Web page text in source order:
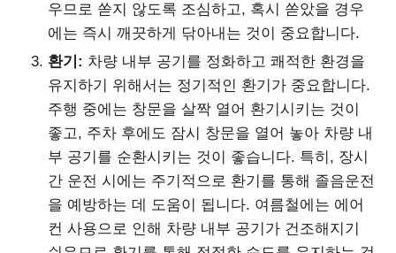
우므로 쏟지 않도록 조심하고, 혹시 쏟았을 경우
에는 즉시 깨끗하게 닦아내는 것이 중요합니다.
환기: 차량 내부 공기를 정화하고 쾌적한 환경을
유지하기 위해서는 정기적인 환기가 중요합니다.
주행 중에는 창문을 살짝 열어 환기시키는 것이
좋고, 주차 후에도 잠시 창문을 열어 놓아 차량 내
부 공기를 순환시키는 것이 좋습니다. 특히, 장시
간 운전 시에는 주기적으로 환기를 통해 졸음운전
을 예방하는 데 도움이 됩니다. 여름철에는 에어
컨 사용으로 인해 차량 내부 공기가 건조해지기